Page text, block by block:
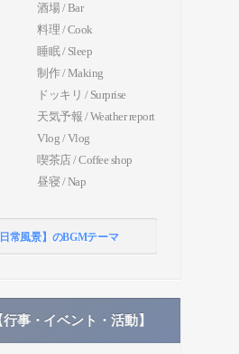
酒場 / Bar
料理 / Cook
睡眠 / Sleep
制作 / Making
ドッキリ / Surprise
天気予報 / Weather report
Vlog / Vlog
喫茶店 / Coffee shop
昼寝 / Nap
日常風景】のBGMテーマ
事・イベント・活動】